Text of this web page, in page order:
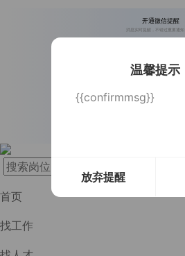
开通微信提醒
消息实时提醒，不错过重要通知
长按识别二维码
温馨提示
{{confirmmsg}}
放弃提醒
首页
找工作